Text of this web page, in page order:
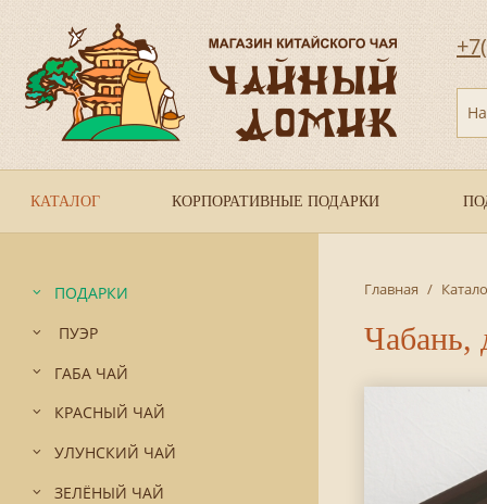
КАТАЛОГ КОРПОРАТИВНЫЕ ПОДАРКИ
ПОДАРКИ
ПУЭР
ГАБА ЧАЙ
КРАСНЫЙ ЧАЙ
УЛУНСКИЙ ЧАЙ
ЗЕЛЁНЫЙ ЧАЙ
Главная /
Чабань,